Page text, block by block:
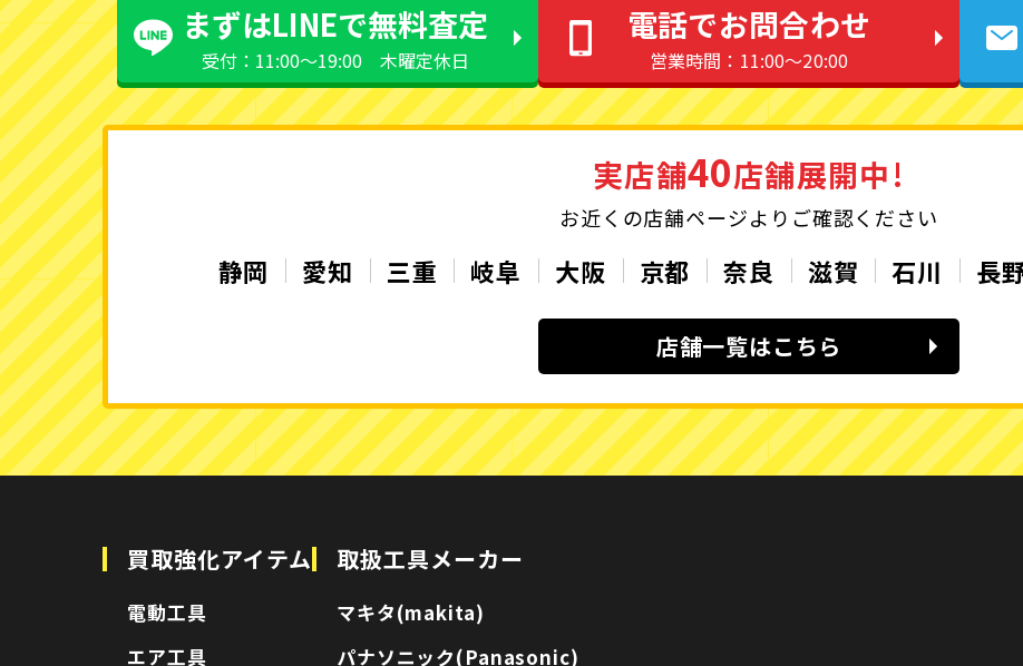
まずはLINEで無料査定
受付：11:00〜19:00 木曜定休日
電話でお問合わせ
営業時間：11:00〜20:00
実店舗40店舗展開中!
お近くの店舗ページよりご確認ください
静岡 愛知 三重 岐阜 大阪 京都 奈良 滋賀 石川 長
店舗一覧はこちら
買取強化アイテム
電動工具
エア工具
取扱工具メーカー
マキタ(makita)
パナソニック(Panasonic)